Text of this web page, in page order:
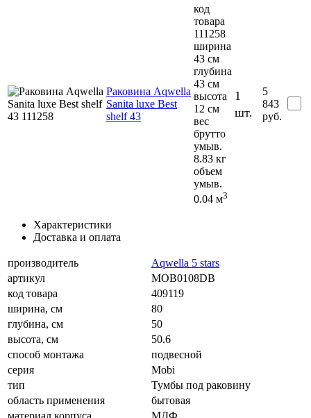
Раковина Aqwella
Sanita luxe Best
shelf 43
код
товара
111258
ширина
43 см
глубина
43 см
высота
12 см
вес
брутто
умыв.
8.83 кг
объем
умыв.
0.04 м3
1
шт.
5
843
руб.
Характеристики
Доставка и оплата
производитель
Aqwella 5 stars
артикул
MOB0108DB
код товара
409119
ширина, см
80
глубина, см
50
высота, см
50.6
способ монтажа
подвесной
серия
Mobi
тип
Тумбы под раковину
область применения
бытовая
материал корпуса
МДФ